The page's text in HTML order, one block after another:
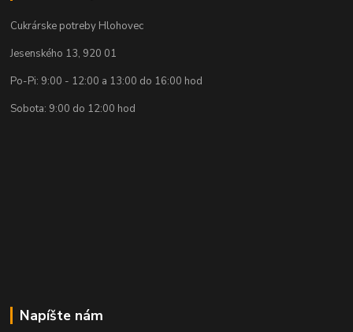
Cukrárske potreby Hlohovec
Jesenského 13, 920 01
Po-Pi: 9:00 - 12:00 a 13:00 do 16:00 hod
Sobota: 9:00 do 12:00 hod
Napíšte nám